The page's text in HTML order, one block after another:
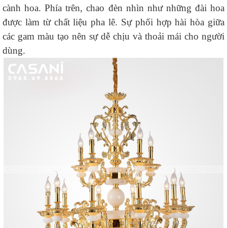
cành hoa. Phía trên, chao đèn nhìn như những đài hoa
được làm từ chất liệu pha lê. Sự phối hợp hài hòa giữa
các gam màu tạo nên sự dễ chịu và thoải mái cho người
dùng.